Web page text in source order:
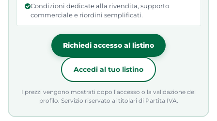
Condizioni dedicate alla rivendita, supporto
commerciale e riordini semplificati.
Richiedi accesso al listino
Accedi al tuo listino
I prezzi vengono mostrati dopo l’accesso o la validazione del
profilo. Servizio riservato ai titolari di Partita IVA.